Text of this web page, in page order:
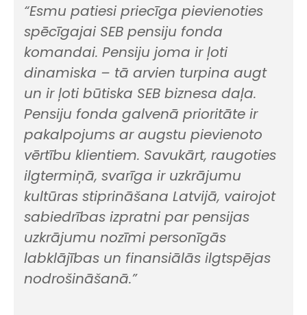
“Esmu patiesi priecīga pievienoties
spēcīgajai SEB pensiju fonda
komandai. Pensiju joma ir ļoti
dinamiska – tā arvien turpina augt
un ir ļoti būtiska SEB biznesa daļa.
Pensiju fonda galvenā prioritāte ir
pakalpojums ar augstu pievienoto
vērtību klientiem. Savukārt, raugoties
ilgtermiņā, svarīga ir uzkrājumu
kultūras stiprināšana Latvijā, vairojot
sabiedrības izpratni par pensijas
uzkrājumu nozīmi personīgās
labklājības un finansiālās ilgtspējas
nodrošināšanā.”